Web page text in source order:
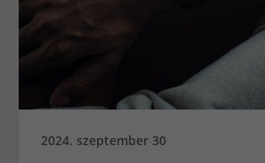
2024. szeptember 30